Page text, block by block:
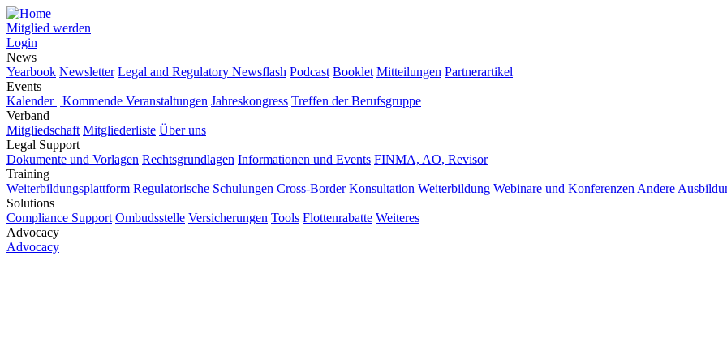
Mitglied werden
Login
News
Yearbook Newsletter Legal and Regulatory Newsflash Podcast Booklet Mitteilungen Partnerartikel
Events
Kalender | Kommende Veranstaltungen Jahreskongress Treffen der Berufsgruppe
Verband
Mitgliedschaft Mitgliederliste Über uns
Legal Support
Dokumente und Vorlagen Rechtsgrundlagen Informationen und Events FINMA, AO, Revisor
Training
Weiterbildungsplattform Regulatorische Schulungen Cross-Border Konsultation Weiterbildung Webinare und Konferenzen Andere
Solutions
Compliance Support Ombudsstelle Versicherungen Tools Flottenrabatte Weiteres
Advocacy
Advocacy